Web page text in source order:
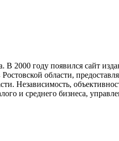
2000 году появился сайт
области,
Независимость,
и среднего бизнеса,